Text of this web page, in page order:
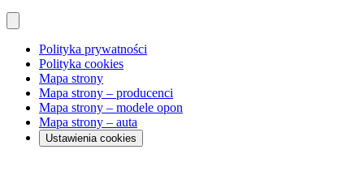
Polityka prywatności
Polityka cookies
Mapa strony
Mapa strony – producenci
Mapa strony – modele opon
Mapa strony – auta
Ustawienia cookies